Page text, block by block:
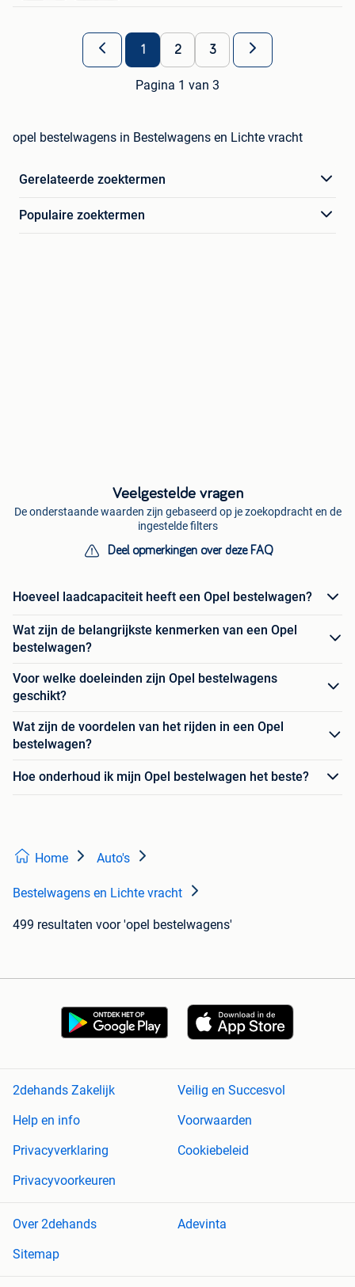
1 2 3
Pagina 1 van 3
opel bestelwagens in Bestelwagens en Lichte vracht
Gerelateerde zoektermen
Populaire zoektermen
Veelgestelde vragen
De onderstaande waarden zijn gebaseerd op je zoekopdracht en de
ingestelde filters
Deel opmerkingen over deze FAQ
Hoeveel laadcapaciteit heeft een Opel bestelwagen?
Wat zijn de belangrijkste kenmerken van een Opel
bestelwagen?
Voor welke doeleinden zijn Opel bestelwagens
geschikt?
Wat zijn de voordelen van het rijden in een Opel
bestelwagen?
Hoe onderhoud ik mijn Opel bestelwagen het beste?
Home Auto's
Bestelwagens en Lichte vracht
499 resultaten voor 'opel bestelwagens'
2dehands Zakelijk
Veilig en Succesvol
Help en info
Voorwaarden
Privacyverklaring
Cookiebeleid
Privacyvoorkeuren
Over 2dehands
Adevinta
Sitemap